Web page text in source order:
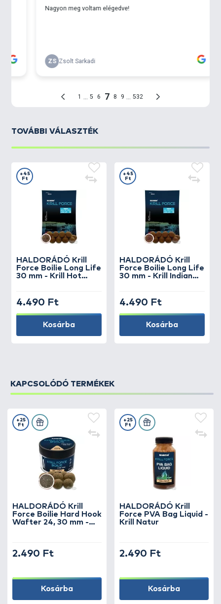
TOVÁBBI VÁLASZTÉK
HALDORÁDÓ Krill
Force Boilie Long Life
30 mm - Krill Hot
+45
Ft
4.490 Ft
Kosárba
HALDORÁDÓ Krill
Force Boilie Long Life
30 mm - Krill Indian
+45
Ft
4.490 Ft
Kosárba
KAPCSOLÓDÓ TERMÉKEK
HALDORÁDÓ Krill
Force Boilie Hard Hook
Wafter 24, 30 mm -
+25
Ft
2.490 Ft
Kosárba
HALDORÁDÓ Krill
Force PVA Bag Liquid -
Krill Natur
+25
Ft
2.490 Ft
Kosárba